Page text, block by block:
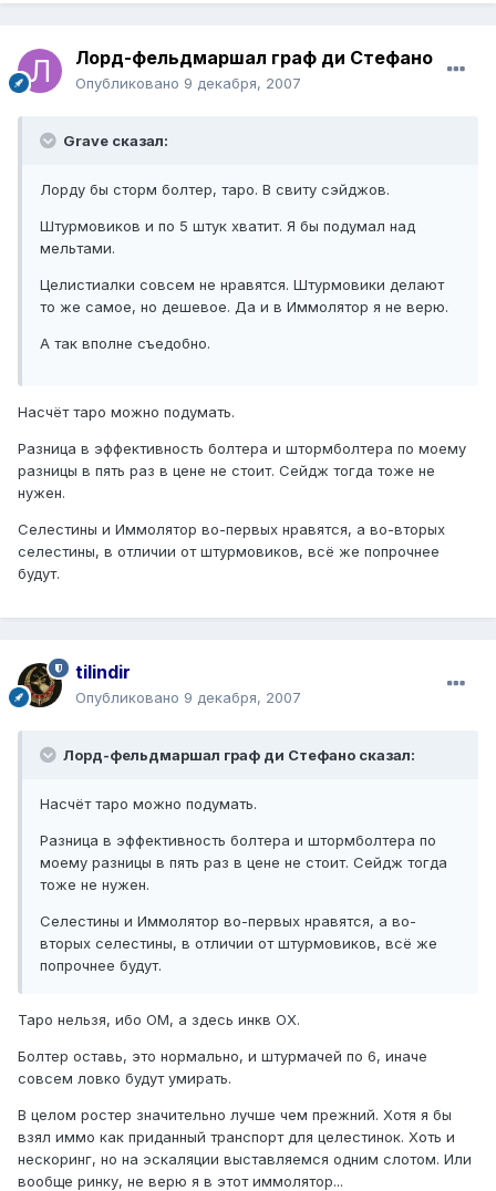
Лорд-фельдмаршал граф ди Стефано
Опубликовано 9 декабря, 2007
Grave сказал:
Лорду бы сторм болтер, таро. В свиту сэйджов.
Штурмовиков и по 5 штук хватит. Я бы подумал над
мельтами.
Целистиалки совсем не нравятся. Штурмовики делают
то же самое, но дешевое. Да и в Иммолятор я не верю.
А так вполне съедобно.
Насчёт таро можно подумать.
Разница в эффективность болтера и штормболтера по моему
разницы в пять раз в цене не стоит. Сейдж тогда тоже не
нужен.
Селестины и Иммолятор во-первых нравятся, а во-вторых
селестины, в отличии от штурмовиков, всё же попрочнее
будут.
tilindir
Опубликовано 9 декабря, 2007
Лорд-фельдмаршал граф ди Стефано сказал:
Насчёт таро можно подумать.
Разница в эффективность болтера и штормболтера по
моему разницы в пять раз в цене не стоит. Сейдж тогда
тоже не нужен.
Селестины и Иммолятор во-первых нравятся, а во-
вторых селестины, в отличии от штурмовиков, всё же
попрочнее будут.
Таро нельзя, ибо ОМ, а здесь инкв ОХ.
Болтер оставь, это нормально, и штурмачей по 6, иначе
совсем ловко будут умирать.
В целом ростер значительно лучше чем прежний. Хотя я бы
взял иммо как приданный транспорт для целестинок. Хоть и
нескоринг, но на эскаляции выставляемся одним слотом. Или
вообще ринку, не верю я в этот иммолятор...